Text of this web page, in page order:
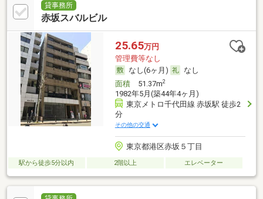
貸事務所
赤坂スバルビル
25.65万円
管理費等なし
なし(6ヶ月)
なし
面積51.37m2
1982年5月(築44年4ヶ月)
東京メトロ千代田線 赤坂駅 徒歩2
分
その他の交通
東京都港区赤坂５丁目
駅から徒歩5分以内 2階以上 エレベーター